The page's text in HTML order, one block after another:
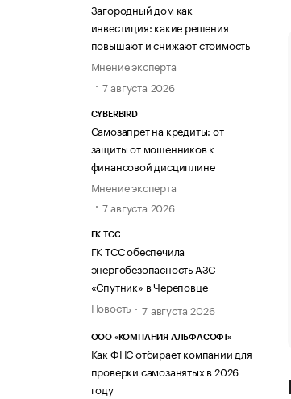
Загородный дом как
инвестиция: какие решения
повышают и снижают стоимость
Мнение эксперта
7 августа 2026
CYBERBIRD
Самозапрет на кредиты: от
защиты от мошенников к
финансовой дисциплине
Мнение эксперта
7 августа 2026
ГК ТСС
ГК ТСС обеспечила
энергобезопасность АЗС
«Спутник» в Череповце
Новость
7 августа 2026
ООО «КОМПАНИЯ АЛЬФАСОФТ»
Как ФНС отбирает компании для
проверки самозанятых в 2026
году